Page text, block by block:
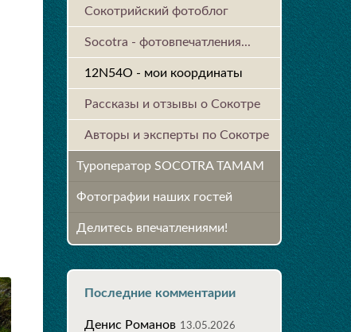
Сокотрийский фотоблог
Socotra - фотовпечатления...
12N54O - мои координаты
Рассказы и отзывы о Сокотре
Авторы и эксперты по Сокотре
Туроператор SOCOTRA TAMAM
Фотографии наших гостей
Делитесь впечатлениями!
Последние комментарии
Денис Романов 13.05.2026